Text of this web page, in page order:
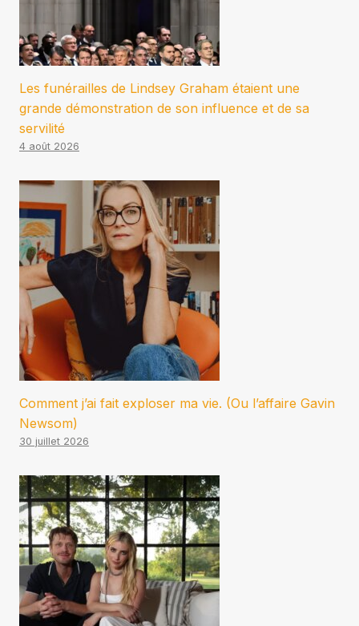
Les funérailles de Lindsey Graham étaient une
grande démonstration de son influence et de sa
servilité
4 août 2026
Comment j’ai fait exploser ma vie. (Ou l’affaire Gavin
Newsom)
30 juillet 2026